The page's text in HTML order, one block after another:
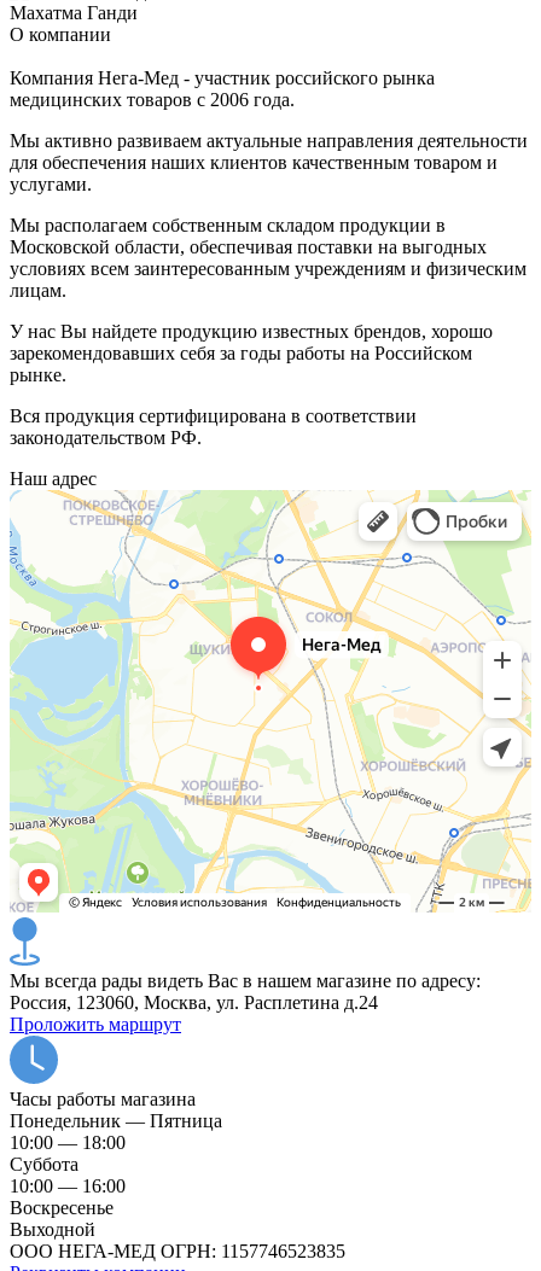
Махатма Ганди
О компании
Компания Нега-Мед - участник российского рынка
медицинских товаров с 2006 года.
Мы активно развиваем актуальные направления деятельности
для обеспечения наших клиентов качественным товаром и
услугами.
Мы располагаем собственным складом продукции в
Московской области, обеспечивая поставки на выгодных
условиях всем заинтересованным учреждениям и физическим
лицам.
У нас Вы найдете продукцию известных брендов, хорошо
зарекомендовавших себя за годы работы на Российском
рынке.
Вся продукция сертифицирована в соответствии
законодательством РФ.
Наш адрес
Мы всегда рады видеть Вас в нашем магазине по адресу:
Россия, 123060, Москва, ул. Расплетина д.24
Проложить маршрут
Часы работы магазина
Понедельник — Пятница
10:00 — 18:00
Суббота
10:00 — 16:00
Воскресенье
Выходной
ООО НЕГА-МЕД ОГРН: 1157746523835